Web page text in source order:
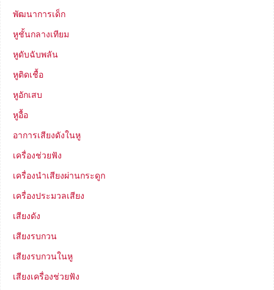
พัฒนาการเด็ก
หูชั้นกลางเทียม
หูดับฉับพลัน
หูติดเชื้อ
หูอักเสบ
หูอื้อ
อาการเสียงดังในหู
เครื่องช่วยฟัง
เครื่องนำเสียงผ่านกระดูก
เครื่องประมวลเสียง
เสียงดัง
เสียงรบกวน
เสียงรบกวนในหู
เสียงเครื่องช่วยฟัง